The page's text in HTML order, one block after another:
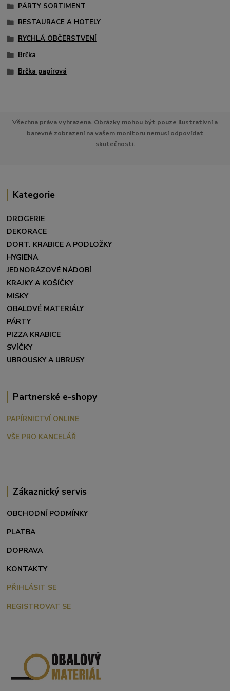
PÁRTY SORTIMENT
RESTAURACE A HOTELY
RYCHLÁ OBČERSTVENÍ
Brčka
Brčka papírová
Všechna práva vyhrazena. Obrázky mohou být pouze ilustrativní a
barevné zobrazení na vašem monitoru nemusí odpovídat
skutečnosti.
Kategorie
DROGERIE
DEKORACE
DORT. KRABICE A PODLOŽKY
HYGIENA
JEDNORÁZOVÉ NÁDOBÍ
KRAJKY A KOŠÍČKY
MISKY
OBALOVÉ MATERIÁLY
PÁRTY
PIZZA KRABICE
SVÍČKY
UBROUSKY A UBRUSY
Partnerské e-shopy
PAPÍRNICTVÍ ONLINE
VŠE PRO KANCELÁŘ
Zákaznický servis
OBCHODNÍ PODMÍNKY
PLATBA
DOPRAVA
KONTAKTY
PŘIHLÁSIT SE
REGISTROVAT SE